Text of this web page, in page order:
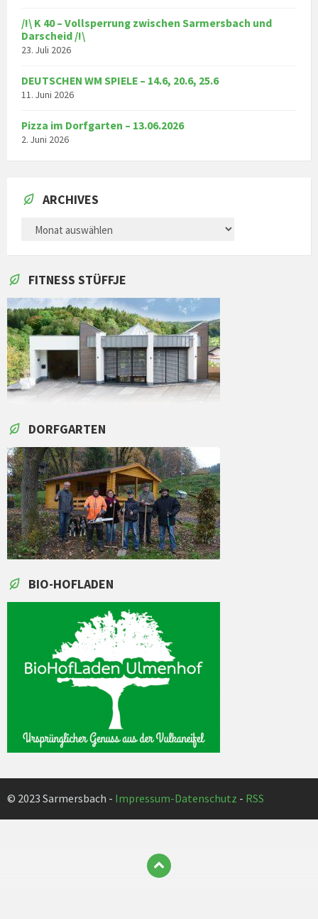
/!\ K 40 – Vollsperrung zwischen Sarmersbach und
Darscheid /!\
23. Juli 2026
DEUTSCHEN WM SPIELE – 14.6, 20.6, 25.6
11. Juni 2026
Pizza im Dorfgarten – 13.06.2026
2. Juni 2026
ARCHIVES
ARCHIVES
FITNESS STÜFFJE
DORFGARTEN
BIO-HOFLADEN
© 2023 Sarmersbach - Impressum-Datenschutz - RSS